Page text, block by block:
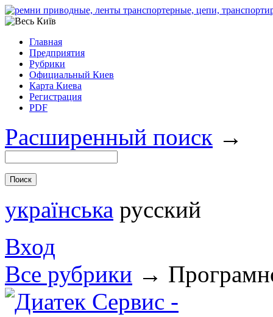
Главная
Предприятия
Рубрики
Официальный Киев
Карта Киева
Регистрация
PDF
Расширенный поиск →
українська русский
Вход
Все рубрики →